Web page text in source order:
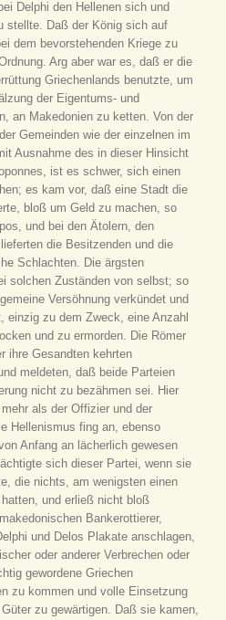
Delphi den Hellenen sich und
stellte. Daß der König sich auf
dem bevorstehenden Kriege zu
Arg aber war es, daß er die
Griechenlands benutzte, um
der Eigentums- und
an Makedonien zu ketten. Von der
Gemeinden wie der einzelnen im
Ausnahme des in dieser Hinsicht
ist es schwer, sich einen
es kam vor, daß eine Stadt die
bloß um Geld zu machen, so
und bei den Ätolern, den
die Besitzenden und die
Schlachten. Die ärgsten
solchen Zuständen von selbst; so
Versöhnung verkündet und
einzig zu dem Zweck, eine Anzahl
und zu ermorden. Die Römer
ihre Gesandten kehrten
meldeten, daß beide Parteien
nicht zu bezähmen sei. Hier
als der Offizier und der
Hellenismus fing an, ebenso
Anfang an lächerlich gewesen
sich dieser Partei, wenn sie
die nichts, am wenigsten einen
und erließ nicht bloß
Bankerottierer,
und Delos Plakate anschlagen,
oder anderer Verbrechen oder
gewordene Griechen
zu kommen und volle Einsetzung
zu gewärtigen. Daß sie kamen,